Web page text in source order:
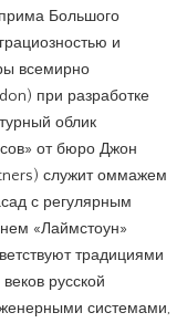
Большого
и
всемирно
при разработке
облик
от бюро Джон
служит оммажем
с регулярным
«Лаймстоун»
традициями
русской
системами,